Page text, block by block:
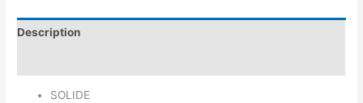
Description
SOLIDE